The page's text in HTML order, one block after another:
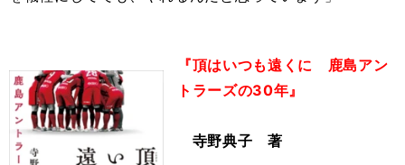
『頂はいつも遠くに 鹿島アン
トラーズの30年』
寺野典子 著